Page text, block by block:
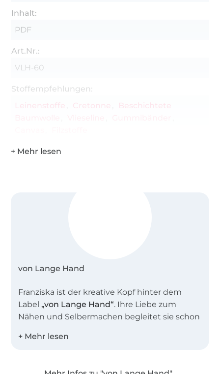
Inhalt:
PDF
Art.Nr.:
VLH-60
Stoffempfehlungen:
Leinenstoffe
Cretonne
Beschichtete
von Lange Hand
Franziska ist der kreative Kopf hinter dem
Label „von Lange Hand“. Ihre Liebe zum
Nähen und Selbermachen begleitet sie schon
der Küste leben. Bis dieser Traum wahr wird,